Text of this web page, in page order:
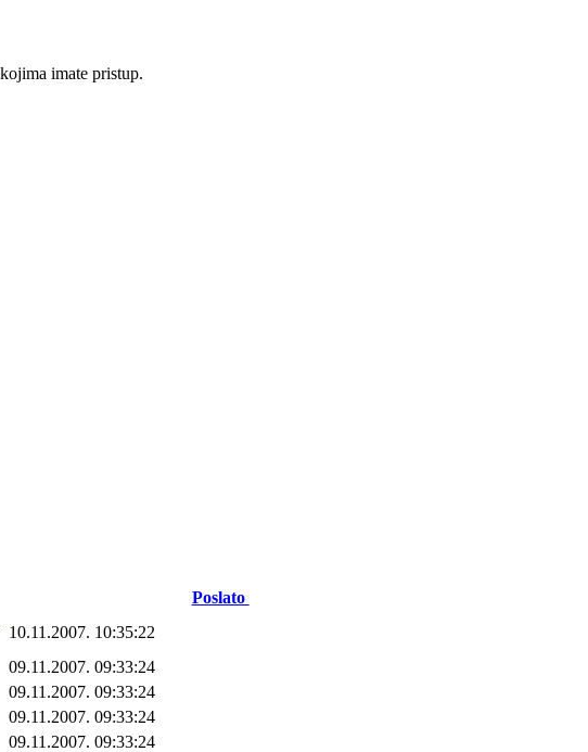
imate pristup.
Poslato
10.11.2007. 10:35:22
09.11.2007. 09:33:24
09.11.2007. 09:33:24
09.11.2007. 09:33:24
09.11.2007. 09:33:24